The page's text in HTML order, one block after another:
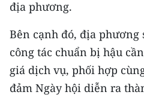
địa phương.
Bên cạnh đó, địa phương
công tác chuẩn bị hậu
giá dịch vụ, phối hợp
đảm Ngày hội diễn ra